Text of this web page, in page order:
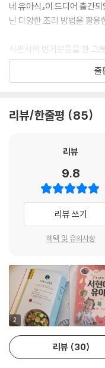
네 유아식』이 드디어 출간
닌 다양한 조리 방법을 활용
식판식의 번거로움을 한 그
피를 공개한다. 또한, 서현
큼 편식에 대처하기 위한
기 전 또는 제대로 준비하
하우를 공개한다. 게다가
알려준다!
오늘도 주방에서 전쟁을 치
리 아이 밥을 직접 해줄 수
표」를 냉장고에 붙여두고
보자! 마지막 「재료별 인덱
보자! 한 가지 재료로 여러
할 수 있다.
출
리뷰/한줄평 85
리뷰
9.8
리뷰 쓰기
혜택 및 유의사항
2
리뷰 30